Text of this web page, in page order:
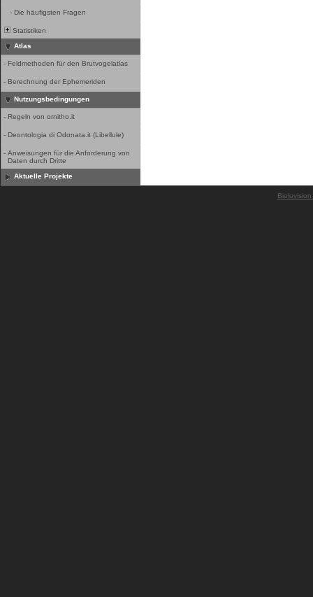
- Die häufigsten Fragen
Statistiken
Atlas
- Feldmethoden für den Brutvogelatlas
- Berechnung der Ephemeriden
Nutzungsbedingungen
- Regeln von ornitho.it
- Deontologia di Odonata.it (Libellule)
- Anweisungen für die Anforderung von
Daten durch Dritte
Aktuelle Projekte
Biolovision